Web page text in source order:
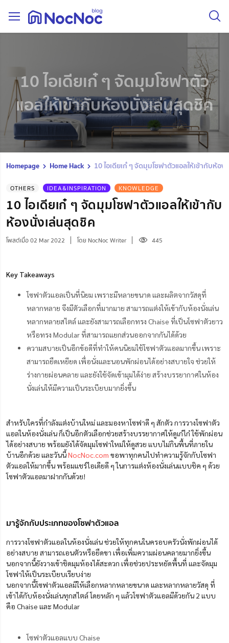
10 ไอเดียเก๋ ๆ จัดมุมโซฟาตัว
แอลให้เข้ากับห้องนั่งเล่นสุดชิค
Homepage Home Hack 10 ไอเดียเก๋ ๆ จัดมุมโซฟาตัวแอลให้เข้ากับห้อ
OTHERS IDEA&INSPIRATION KNOWLEDGE
10 ไอเดียเก๋ ๆ จัดมุมโซฟาตัวแอลให้เข้ากับ
ห้องนั่งเล่นสุดชิค
โพสต์เมื่อ 02 Mar 2022 โดย NocNoc Writer 445
Key Takeaways
โซฟาตัวแอลเป็นที่นิยม เพราะมีหลายขนาด และผลิตจากวัสดุที่
หลากหลาย จึงมีตัวเลือกที่มากมาย สามารถแต่งให้เข้ากับห้องนั่งเล่น
หลากหลายสไตล์ และยังสามารถเลือกทรง Chaise ที่เป็นโซฟาตัวยาว
หรือทรง Modular ที่สามารถแยกส่วนออกจากกันได้ด้วย
ความสบายเป็นอีกข้อดีที่ทำให้คนนิยมใช้โซฟาตัวแอลมากขึ้น เพราะ
สามารถยืดเหยียด เพื่อนั่งและนอนพักผ่อนได้อย่างสบายใจ ช่วยให้
ร่างกายผ่อนคลาย และยังใช้จัดเข้ามุมได้ง่าย สร้างบรรยากาศในห้อง
นั่งเล่นให้มีความเป็นระเบียบมากยิ่งขึ้น
สำหรับใครที่กำลังแต่งบ้านใหม่ และมองหาโซฟาดี ๆ สักตัว การวางโซฟาตัว
แอลในห้องนั่งเล่น ก็เป็นอีกตัวเลือกช่วยสร้างบรรยากาศให้ดูเก๋ไก๋ ใช้พักผ่อน
ได้อย่างสบาย พร้อมยังได้จัดมุมโซฟาใหม่ให้ดูสวย แบบไม่กินพื้นที่ภายใน
บ้านอีกด้วย และวันนี้NocNoc.com ขอพาทุกคนไปทำความรู้จักกับโซฟา
ตัวแอลให้มากขึ้น พร้อมแชร์ไอเดียดี ๆ ในการแต่งห้องนั่งเล่นแบบชิค ๆ ด้วย
โซฟาตัวแอลมาฝากกันด้วย!
มารู้จักกับประเภทของโซฟาตัวแอล
การวางโซฟาตัวแอลในห้องนั่งเล่น ช่วยให้ทุกคนในครอบครัวนั่งพักผ่อนได้
อย่างสบาย สามารถเอนตัวหรือยืดขา เพื่อเพิ่มความผ่อนคลายมากยิ่งขึ้น
นอกจากนี้ยังวางเข้าชิดมุมห้องได้สะดวก เพื่อช่วยประหยัดพื้นที่ และจัดมุม
โซฟาให้เป็นระเบียบเรียบง่าย
นอกจากนี้โซฟาตัวแอลมีให้เลือกหลากหลายขนาด และหลากหลายวัสดุ ที่
เข้าได้กับห้องนั่งเล่นทุกสไตล์ โดยหลัก ๆ แล้วโซฟาตัวแอลมีด้วยกัน 2 แบบ
คือ Chaise และ Modular
โซฟาตัวแอลแบบ Chaise